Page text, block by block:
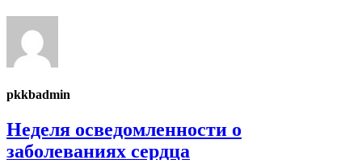
pkkbadmin
Неделя осведомленности о
заболеваниях сердца